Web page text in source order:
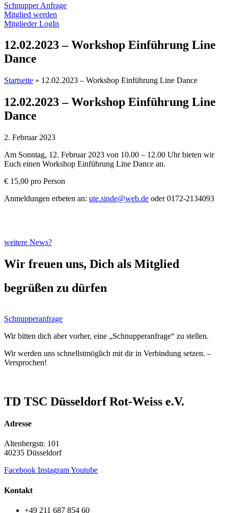
Schnupper Anfrage
Mitglied werden
Mitglieder LogIn
12.02.2023 – Workshop Einführung Line
Dance
Startseite » 12.02.2023 – Workshop Einführung Line Dance
12.02.2023 – Workshop Einführung Line
Dance
2. Februar 2023
Am Sonntag, 12. Februar 2023 von 10.00 – 12.00 Uhr bieten wir
Euch einen Workshop Einführung Line Dance an.
€ 15,00 pro Person
Anmeldungen erbeten an: ute.sinde@web.de oder 0172-2134093
weitere News?
Wir freuen uns, Dich als Mitglied
begrüßen zu dürfen
Schnupperanfrage
Wir bitten dich aber vorher, eine „Schnupperanfrage“ zu stellen.
Wir werden uns schnellstmöglich mit dir in Verbindung setzen. –
Versprochen!
TD TSC Düsseldorf Rot-Weiss e.V.
Adresse
Altenbergstr. 101
40235 Düsseldorf
Facebook InstagramYoutube
Kontakt
+49 211 687 854 60